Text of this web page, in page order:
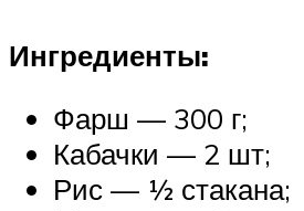
Ингредиенты:
Фарш — 300 г;
Кабачки — 2 шт;
Рис — ½ стакана;